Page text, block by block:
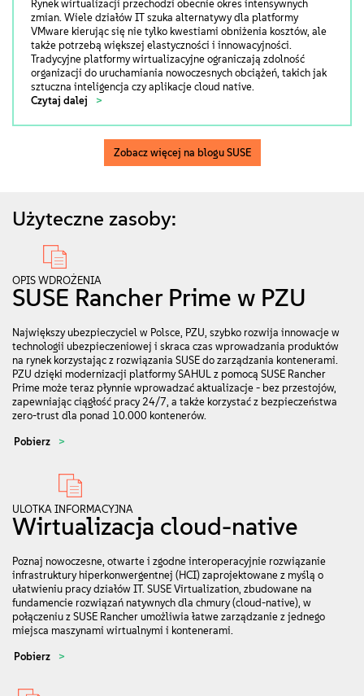
Rynek wirtualizacji przechodzi obecnie okres intensywnych
zmian. Wiele działów IT szuka alternatywy dla platformy
VMware kierując się nie tylko kwestiami obniżenia kosztów, ale
także potrzebą większej elastyczności i innowacyjności.
Tradycyjne platformy wirtualizacyjne ograniczają zdolność
organizacji do uruchamiania nowoczesnych obciążeń, takich jak
sztuczna inteligencja czy aplikacje cloud native.
Czytaj dalej
Zobacz więcej na blogu SUSE
Użyteczne zasoby:
OPIS WDROŻENIA
SUSE Rancher Prime w PZU
Największy ubezpieczyciel w Polsce, PZU, szybko rozwija innowacje w
technologii ubezpieczeniowej i skraca czas wprowadzania produktów
na rynek korzystając z rozwiązania SUSE do zarządzania kontenerami.
PZU dzięki modernizacji platformy SAHUL z pomocą SUSE Rancher
Prime może teraz płynnie wprowadzać aktualizacje - bez przestojów,
zapewniając ciągłość pracy 24/7, a także korzystać z bezpieczeństwa
zero-trust dla ponad 10.000 kontenerów.
Pobierz
ULOTKA INFORMACYJNA
Wirtualizacja cloud-native
Poznaj nowoczesne, otwarte i zgodne interoperacyjnie rozwiązanie
infrastruktury hiperkonwergentnej (HCI) zaprojektowane z myślą o
ułatwieniu pracy działów IT. SUSE Virtualization, zbudowane na
fundamencie rozwiązań natywnych dla chmury (cloud-native), w
połączeniu z SUSE Rancher umożliwia łatwe zarządzanie z jednego
miejsca maszynami wirtualnymi i kontenerami.
Pobierz